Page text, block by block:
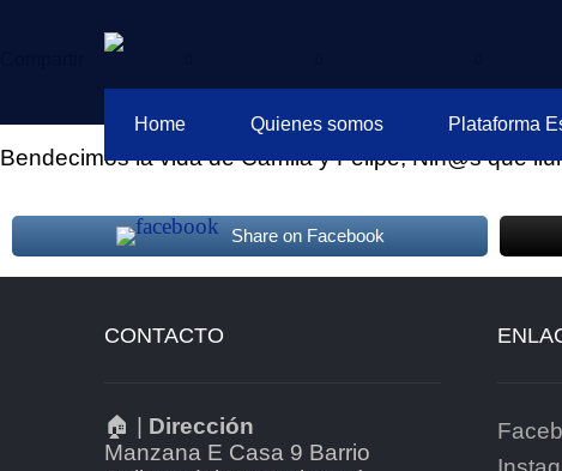
Home Quienes somos Plataforma
Bendecimos la vida de Camila y Felipe, Niñ@s que
Share on Facebook
CONTACTO
🏠 | Dirección
Manzana E Casa 9 Barrio